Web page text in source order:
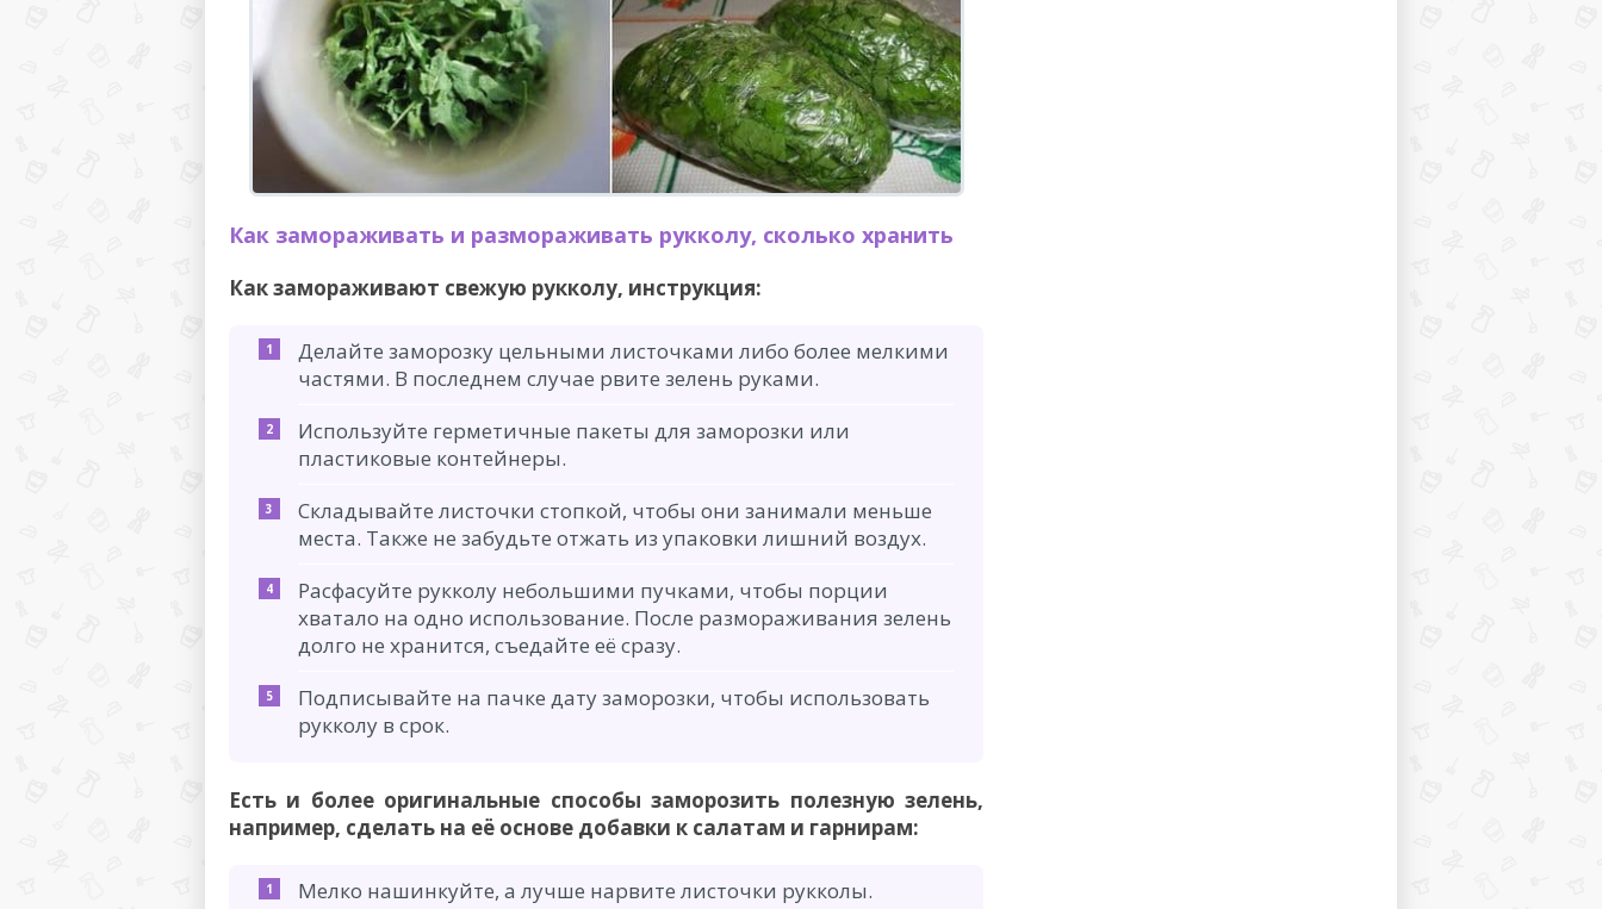
Как замораживать и размораживать рукколу, сколько хранить
Как замораживают свежую рукколу, инструкция:
Делайте заморозку цельными листочками либо более мелкими
частями. В последнем случае рвите зелень руками.
Используйте герметичные пакеты для заморозки или
пластиковые контейнеры.
Складывайте листочки стопкой, чтобы они занимали меньше
места. Также не забудьте отжать из упаковки лишний воздух.
Расфасуйте рукколу небольшими пучками, чтобы порции
хватало на одно использование. После размораживания зелень
долго не хранится, съедайте её сразу.
Подписывайте на пачке дату заморозки, чтобы использовать
рукколу в срок.
Есть и более оригинальные способы заморозить полезную зелень,
например, сделать на её основе добавки к салатам и гарнирам:
Мелко нашинкуйте, а лучше нарвите листочки рукколы.